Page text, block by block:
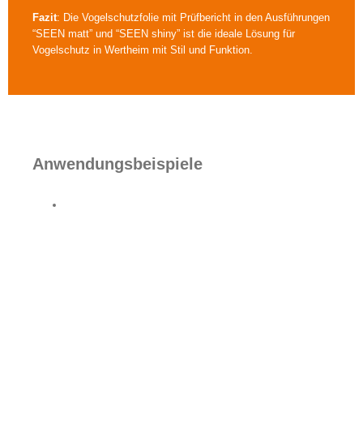
Fazit: Die Vogelschutzfolie mit Prüfbericht in den Ausführungen
“SEEN matt” und “SEEN shiny” ist die ideale Lösung für
Vogelschutz in Wertheim mit Stil und Funktion.
Anwendungsbeispiele